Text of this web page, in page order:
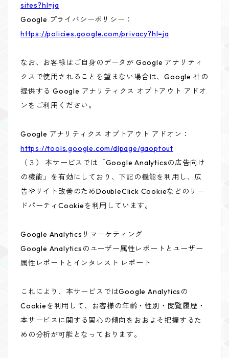
sites?hl=ja
Google プライバシーポリシー：
https://policies.google.com/privacy?hl=ja
なお、お客様はご自身のデータが Google アナリティ
クスで使用されることを望まない場合は、Google 社の
提供する Google アナリティクス オプトアウト アドオ
ンをご利用ください。
Google アナリティクス オプトアウト アドオン：
https://tools.google.com/dlpage/gaoptout
（３） 本サービスでは「Google Analyticsの広告向け
の機能」を有効にしており、下記の機能を利用し、広
告やサイト改善のためDoubleClick Cookieなどのサー
ドパーティCookieを利用しています。
Google Analyticsリマーケティング
Google Analyticsのユーザー属性レポートとユーザー
属性レポートとインタレスト レポート
これにより、本サービスではGoogle Analyticsの
Cookieを利用して、お客様の年齢・性別・閲覧履歴・
本サービスに関する関心の傾向をおおよそ把握するた
めの分析が可能となっております。